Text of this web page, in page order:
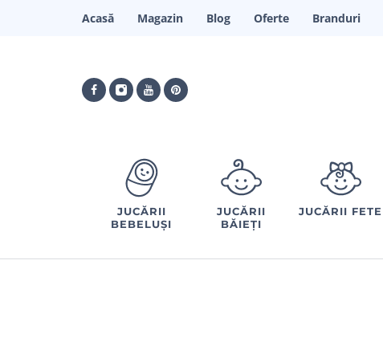
Acasă Magazin Blog Oferte Branduri
JUCĂRII
BEBELUȘI
JUCĂRII
BĂIEȚI
JUCĂRII FETE